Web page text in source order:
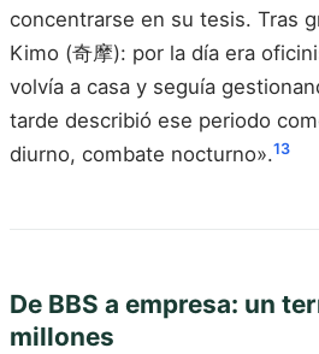
concentrarse en su tesis. Tras
Kimo (奇摩): por la día era
volvía a casa y seguía
tarde describió ese periodo
diurno, combate nocturno».13
De BBS a empresa: un
millones